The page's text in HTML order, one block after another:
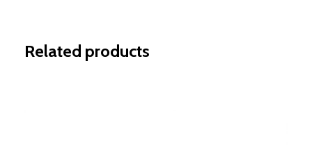
Related products